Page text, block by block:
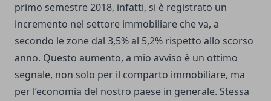
primo semestre 2018, infatti, si è registrato un
incremento nel settore immobiliare che va, a
secondo le zone dal 3,5% al 5,2% rispetto allo scorso
anno. Questo aumento, a mio avviso è un ottimo
segnale, non solo per il comparto immobiliare, ma
per l’economia del nostro paese in generale. Stessa